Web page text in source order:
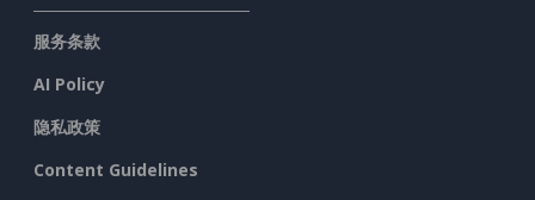
服务条款
AI Policy
隐私政策
Content Guidelines